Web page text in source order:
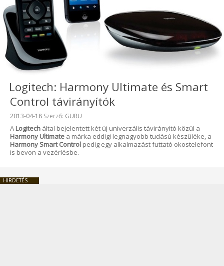
Logitech: Harmony Ultimate és Smart
Control távirányítók
Beküldve:
2013-04-18 Szerző: GURU
A Logitech által bejelentett két új univerzális távirányító közül a
Harmony Ultimate a márka eddigi legnagyobb tudású készüléke, a
Harmony Smart Control pedig egy alkalmazást futtató okostelefont
is bevon a vezérlésbe.
HIRDETÉS